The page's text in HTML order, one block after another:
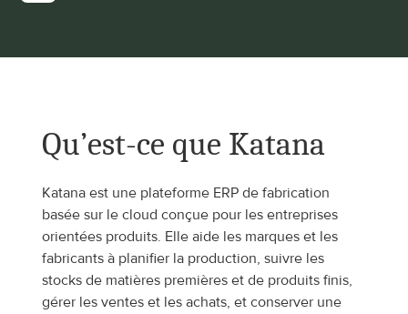
Qu’est-ce que Katana
Katana est une plateforme ERP de fabrication
basée sur le cloud conçue pour les entreprises
orientées produits. Elle aide les marques et les
fabricants à planifier la production, suivre les
stocks de matières premières et de produits finis,
gérer les ventes et les achats, et conserver une